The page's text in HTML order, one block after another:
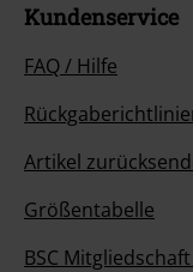
Kundenservice
FAQ / Hilfe
Artikel
Größentabelle
BSC